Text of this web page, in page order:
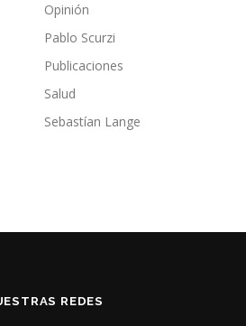
Opinión
Pablo Scurzi
Publicaciones
Salud
Sebastían Lange
REDES